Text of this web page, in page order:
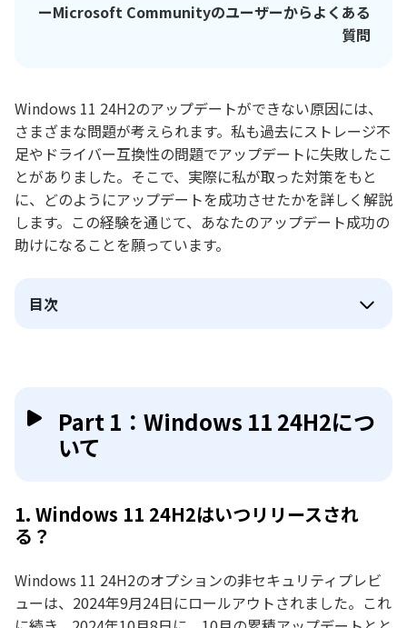
ーMicrosoft Communityのユーザーからよくある
質問
Windows 11 24H2のアップデートができない原因には、
さまざまな問題が考えられます。私も過去にストレージ不
足やドライバー互換性の問題でアップデートに失敗したこ
とがありました。そこで、実際に私が取った対策をもと
に、どのようにアップデートを成功させたかを詳しく解説
します。この経験を通じて、あなたのアップデート成功の
助けになることを願っています。
目次
Part 1：Windows 11 24H2につ
いて
1. Windows 11 24H2はいつリリースされ
る？
Windows 11 24H2のオプションの非セキュリティプレビ
ューは、2024年9月24日にロールアウトされました。これ